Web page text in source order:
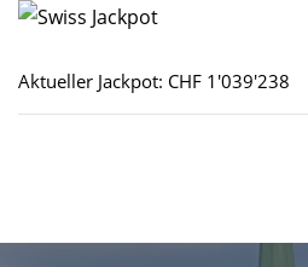
Aktueller Jackpot: CHF 1'039'238